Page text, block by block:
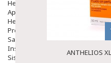
Heridas Y úlceras
Aparato Genital
Hemorroides
Protectores Y Emolientes
Salud
Insomnio
Sistema Nervioso
ANTHELIOS